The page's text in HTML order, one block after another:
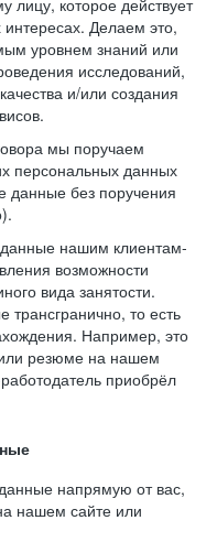
лицу, которое действует
Делаем это,
уровнем знаний или
исследований,
и/или создания
мы поручаем
персональных данных
данные без поручения
нашим клиентам-
возможности
вида занятости.
то есть
Например, это
резюме на нашем
приобрёл
напрямую от вас,
нашем сайте или